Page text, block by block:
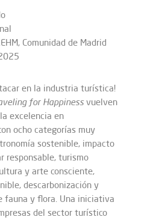
Comunidad de Madrid
en la industria turística!
for Happinessvuelven
excelencia en
ocho categorías muy
sostenible, impacto
responsable, turismo
y arte consciente,
descarbonización y
fauna y flora. Una iniciativa
del sector turístico